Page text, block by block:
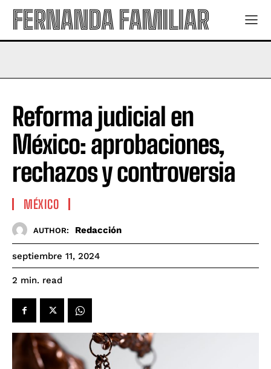
FERNANDA FAMILIAR
Reforma judicial en
México: aprobaciones,
rechazos y controversia
MÉXICO
AUTHOR: Redacción
septiembre 11, 2024
2 min. read